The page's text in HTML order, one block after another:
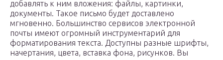
добавлять к ним вложения: файлы, картинки,
документы. Такое письмо будет доставлено
мгновенно. Большинство сервисов электронной
почты имеют огромный инструментарий для
форматирования текста. Доступны разные шрифты,
начертания, цвета, вставка фона, рисунков. Вы